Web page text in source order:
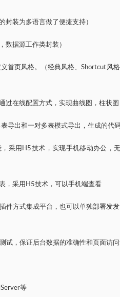
封装为多语言做了便捷支持）
数据源工作类封装）
首页风格。（经典风格、Shortcut风
过在线配置方式，实现曲线图，柱状图
导出和一对多表模式导出，生成的代
采用H5技术，实现手机移动办公，
，采用H5技术，可以手机端查看
件方式集成平台，也可以单独部署发
试，保证后台数据的准确性和页面访
等